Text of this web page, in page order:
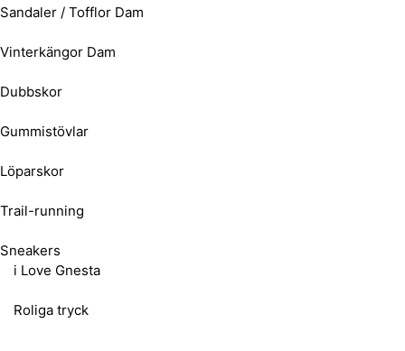
Sandaler / Tofflor Dam
Vinterkängor Dam
Dubbskor
Gummistövlar
Löparskor
Trail-running
Sneakers
i Love Gnesta
Roliga tryck